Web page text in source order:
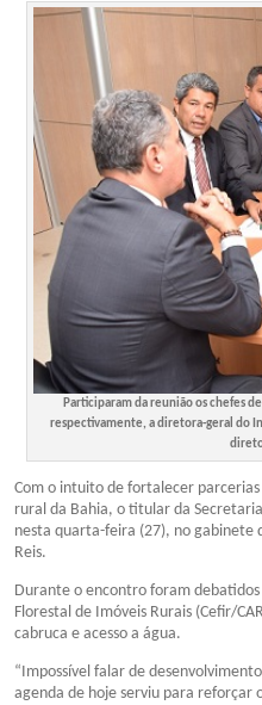
Participaram da reunião os chefes
respectivamente, a diretora-geral do
Com o intuito de fortalecer
rural da Bahia, o titular da
nesta quarta-feira (27), no gabinete
Reis.
Durante o encontro foram
Florestal de Imóveis Rurais (Cefir/
cabruca e acesso a água.
“Impossível falar de
agenda de hoje serviu para reforçar